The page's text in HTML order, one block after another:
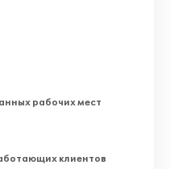
рабочих мест
клиентов